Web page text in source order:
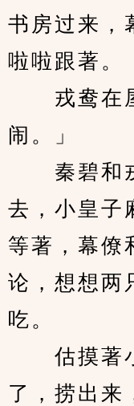
书房过来，
啦啦跟著。
戎鸯在屋
闹。」
秦碧和戎
去，小皇子
等著，幕僚
论，想想两
吃。
估摸著小
了，捞出来